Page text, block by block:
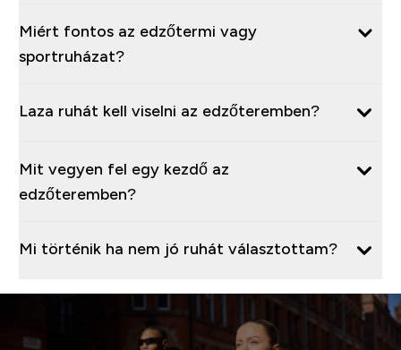
Miért fontos az edzőtermi vagy
sportruházat?
Laza ruhát kell viselni az edzőteremben?
Mit vegyen fel egy kezdő az
edzőteremben?
Mi történik ha nem jó ruhát választottam?